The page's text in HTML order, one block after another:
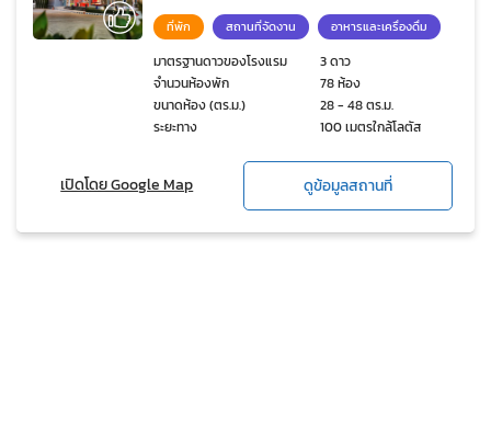
ที่พัก สถานที่จัดงาน อาหารและเครื่องดื่ม
มาตรฐานดาวของโรงแรม
3 ดาว
จำนวนห้องพัก
78 ห้อง
ขนาดห้อง (ตร.ม.)
28 - 48 ตร.ม.
ระยะทาง
100 เมตรใกล้โลตัส
เปิดโดย Google Map ดูข้อมูลสถานที่